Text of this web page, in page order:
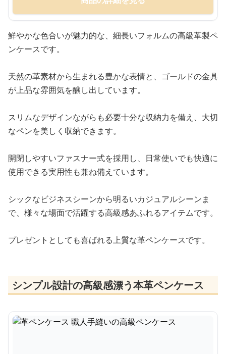
鮮やかな色合いが魅力的な、細長いフォルムの高級革製ペ
ンケースです。
天然の革素材から生まれる豊かな表情と、ゴールドの金具
が上品な雰囲気を醸し出しています。
スリムなデザインながらも必要十分な収納力を備え、大切
なペンを美しく収納できます。
開閉しやすいファスナー式を採用し、日常使いでも快適に
使用できる実用性も兼ね備えています。
シックなビジネスシーンから明るいカジュアルシーンま
で、様々な場面で活躍する高級感あふれるアイテムです。
プレゼントとしても喜ばれる上質な革ペンケースです。
シンプル設計の高級感漂う本革ペンケース